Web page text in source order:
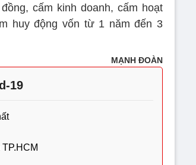
cấm kinh doanh, cấm hoạt
huy động vốn từ 1 năm đến 3
MẠNH ĐOÀN
19